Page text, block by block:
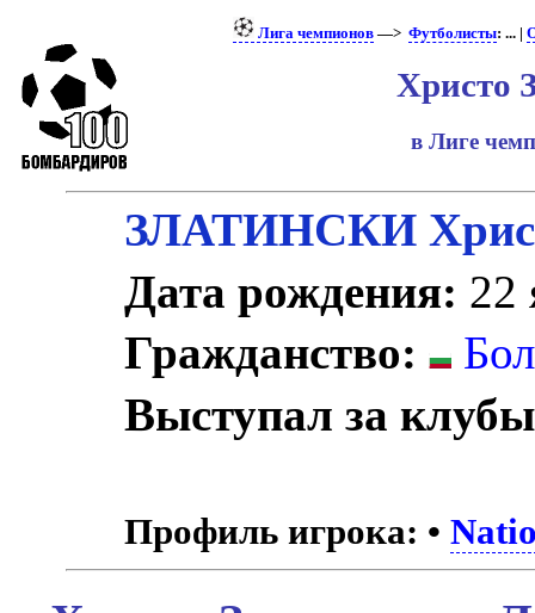
Лига чемпионов—> Футболисты: ... |
Христо
в Лиге
ЗЛАТИНСКИ
Дата рождения: 22
Гражданство:
Выступал за
Профиль игрока: •